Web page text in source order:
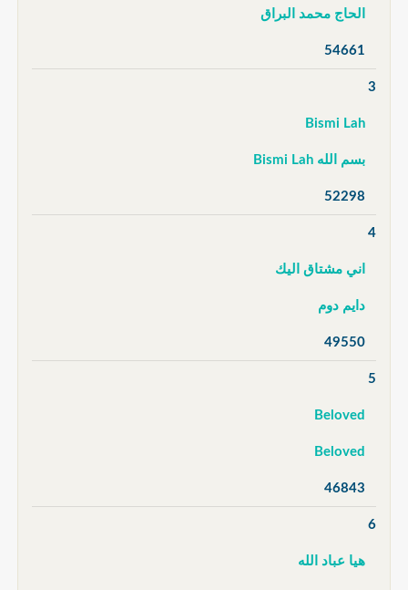
الحاج محمد البراق
54661
3
Bismi Lah
بسم الله Bismi Lah
52298
4
اني مشتاق اليك
دايم دوم
49550
5
Beloved
Beloved
46843
6
هيا عباد الله